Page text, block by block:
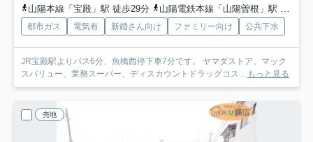
山陽本線「宝殿」駅 徒歩29分
山陽電鉄本線「山陽曽根」駅 徒歩37分
都市ガス 電気有 新婚さん向け ファミリー向け 公共下水
JR宝殿駅よりバス6分、魚橋西停下車7分です。 ヤマダストア、マック
スバリュー、業務スーパー、ディスカウントドラッグコス... もっと見る
売地